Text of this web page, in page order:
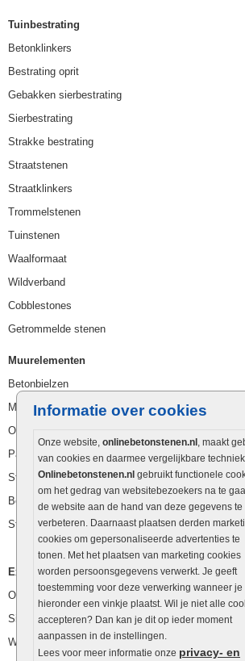
Informatie over cookies
Onze website, onlinebetonstenen.nl, maakt
van cookies en daarmee vergelijkbare
Onlinebetonstenen.nl gebruikt functionele
om het gedrag van websitebezoekers na te
de website aan de hand van deze gegevens te
verbeteren. Daarnaast plaatsen derden
cookies om gepersonaliseerde advertenties te
tonen. Met het plaatsen van marketing cookies
worden persoonsgegevens verwerkt. Je geeft
toestemming voor deze verwerking wanneer je
hieronder een vinkje plaatst. Wil je niet alle
accepteren? Dan kan je dit op ieder moment
aanpassen in de instellingen.
Lees voor meer informatie onze privacy- en
Tuinbestrating
Betonklinkers
Bestrating oprit
Gebakken sierbestrating
Sierbestrating
Strakke bestrating
Straatstenen
Straatklinkers
Trommelstenen
Tuinstenen
Waalformaat
Wildverband
Cobblestones
Getrommelde stenen
Muurelementen
Betonbielzen
Muurstenen
Opsluitbanden
Palissaden
Stapelblokken
Betonblokken
Stapelstenen
Extra benodigdheden
Ophoogzand
Siergrind en siersplit
Waterafvoer